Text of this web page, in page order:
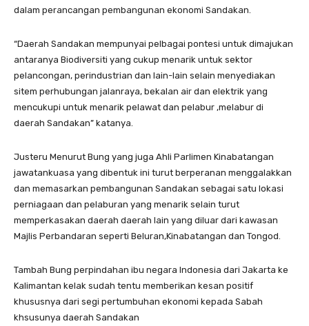
dalam perancangan pembangunan ekonomi Sandakan.
“Daerah Sandakan mempunyai pelbagai pontesi untuk dimajukan
antaranya Biodiversiti yang cukup menarik untuk sektor
pelancongan, perindustrian dan lain-lain selain menyediakan
sitem perhubungan jalanraya, bekalan air dan elektrik yang
mencukupi untuk menarik pelawat dan pelabur ,melabur di
daerah Sandakan” katanya.
Justeru Menurut Bung yang juga Ahli Parlimen Kinabatangan
jawatankuasa yang dibentuk ini turut berperanan menggalakkan
dan memasarkan pembangunan Sandakan sebagai satu lokasi
perniagaan dan pelaburan yang menarik selain turut
memperkasakan daerah daerah lain yang diluar dari kawasan
Majlis Perbandaran seperti Beluran,Kinabatangan dan Tongod.
Tambah Bung perpindahan ibu negara Indonesia dari Jakarta ke
Kalimantan kelak sudah tentu memberikan kesan positif
khususnya dari segi pertumbuhan ekonomi kepada Sabah
khsusunya daerah Sandakan